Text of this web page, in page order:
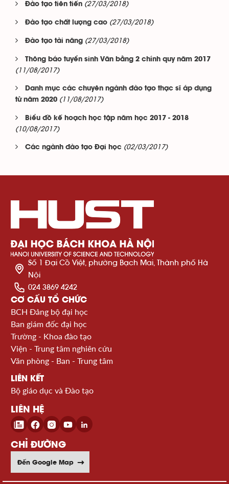
Đào tạo tiên tiến (27/03/2018)
Đào tạo chất lượng cao (27/03/2018)
Đào tạo tài năng (27/03/2018)
Thông báo tuyển sinh Văn bằng 2 chính quy năm 2017
(11/08/2017)
Danh mục các chuyên ngành đào tạo thạc sĩ áp dụng
từ năm 2020 (11/08/2017)
Biểu đồ kế hoạch học tập năm học 2017 - 2018
(10/08/2017)
Các ngành đào tạo Đại học (02/03/2017)
Số 1 Đại Cồ Việt, phường Bạch Mai, Thành phố Hà
Nội
024 3869 4242
CƠ CẤU TỔ CHỨC
BCH Đảng bộ đại học
Ban giám đốc đại học
Trường - Khoa đào tạo
Viện - Trung tâm nghiên cứu
Văn phòng - Ban - Trung tâm
LIÊN KẾT
Bộ giáo dục và Đào tạo
LIÊN HỆ
CHỈ ĐƯỜNG
Đến Google Map